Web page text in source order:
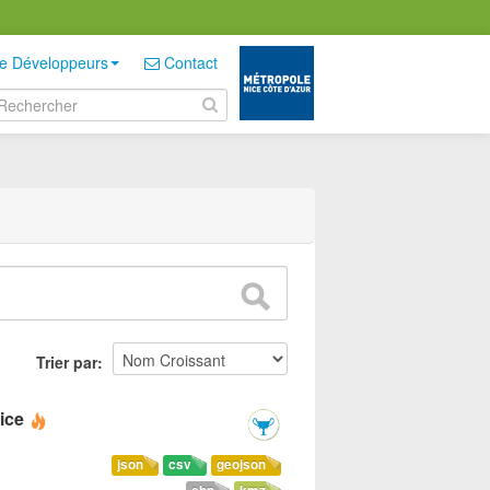
Développeurs Contact
Trier par
geojson
csv
json